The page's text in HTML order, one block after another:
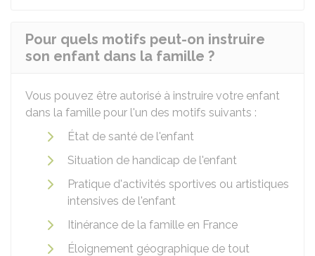
Pour quels motifs peut-on instruire
son enfant dans la famille ?
Vous pouvez être autorisé à instruire votre enfant
dans la famille pour l'un des motifs suivants :
État de santé de l'enfant
Situation de handicap de l'enfant
Pratique d'activités sportives ou artistiques
intensives de l'enfant
Itinérance de la famille en France
Éloignement géographique de tout